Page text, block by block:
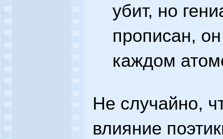
убит, но
прописан,
каждом
Не случайно,
влияние